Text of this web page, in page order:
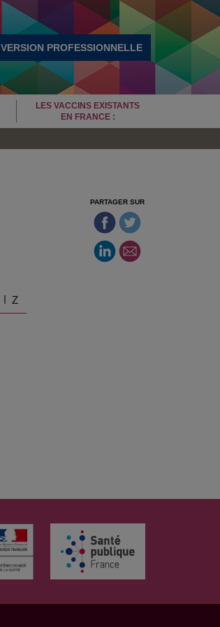
VERSION PROFESSIONNELLE
LES VACCINS EXISTANTS
EN FRANCE :
PARTAGER SUR
Z